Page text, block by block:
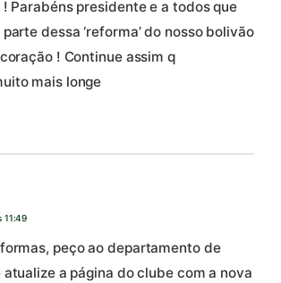
Parabéns presidente e a todos que
dessa ‘reforma’ do nosso bolivão
! Continue assim q
mais longe
11:49
peço ao departamento de
a página do clube com a nova